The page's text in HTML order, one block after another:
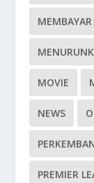
MOVIE
NEWS
PREMIER